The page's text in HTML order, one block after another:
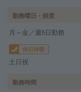
勤務曜日・頻度
月～金／週5日勤務
休日休暇
土日祝
勤務時間